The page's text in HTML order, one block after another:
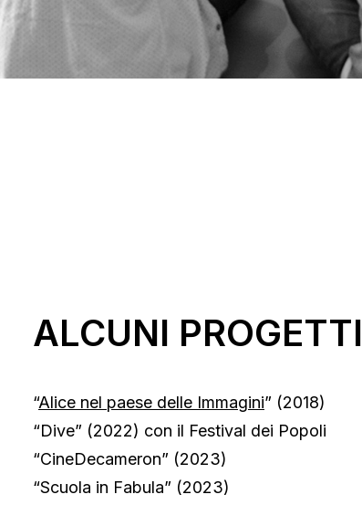
ALCUNI PROGETTI
“Alice nel paese delle Immagini” (2018)
“Dive” (2022) con il Festival dei Popoli
“CineDecameron” (2023)
“Scuola in Fabula” (2023)